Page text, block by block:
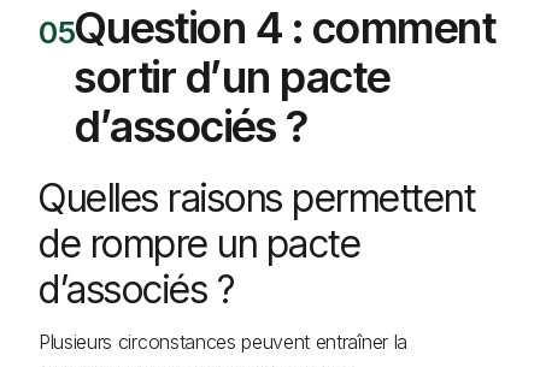
Question 4 : comment
sortir d’un pacte
d’associés ?
Quelles raisons permettent
de rompre un pacte
d’associés ?
Plusieurs circonstances peuvent entraîner la